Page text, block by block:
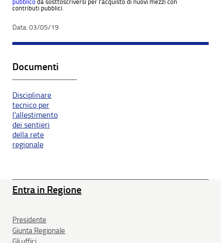
pubblico da sosttoscriversi per l'acquisto di nuovi mezzi con
contributi pubblici.
03/05/19
Documenti
Disciplinare
tecnico per
l'allestimento
dei sentieri
della rete
regionale
Entra in Regione
Presidente
Giunta Regionale